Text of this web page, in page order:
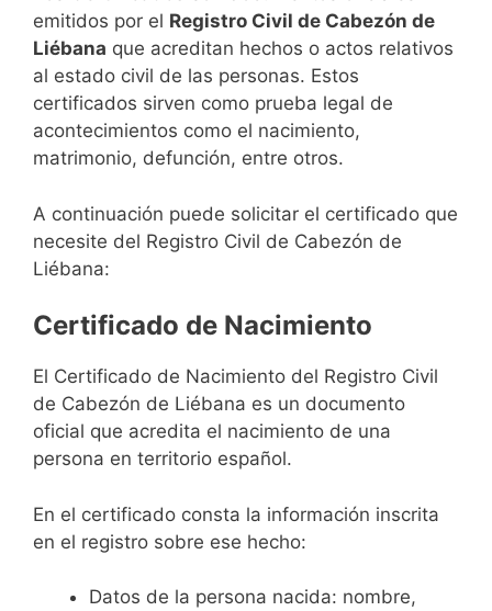
emitidos por el Registro Civil de Cabezón de
Liébana que acreditan hechos o actos relativos
al estado civil de las personas. Estos
certificados sirven como prueba legal de
acontecimientos como el nacimiento,
matrimonio, defunción, entre otros.
A continuación puede solicitar el certificado que
necesite del Registro Civil de Cabezón de
Liébana:
Certificado de Nacimiento
El Certificado de Nacimiento del Registro Civil
de Cabezón de Liébana es un documento
oficial que acredita el nacimiento de una
persona en territorio español.
En el certificado consta la información inscrita
en el registro sobre ese hecho:
Datos de la persona nacida: nombre,